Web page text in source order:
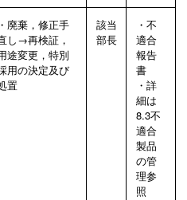
・廃棄，修正手
し→再検証，
途変更，特別
用の決定及び
置
該当
部長
・不
適合
報告
書
・詳
細は
8.3不
適合
製品
の管
理参
照